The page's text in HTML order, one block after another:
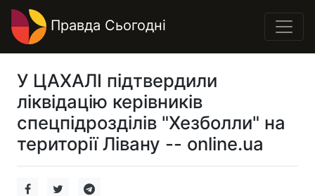
Правда Сьогодні
У ЦАХАЛІ підтвердили
ліквідацію керівників
спецпідрозділів "Хезболли" на
території Лівану -- online.ua